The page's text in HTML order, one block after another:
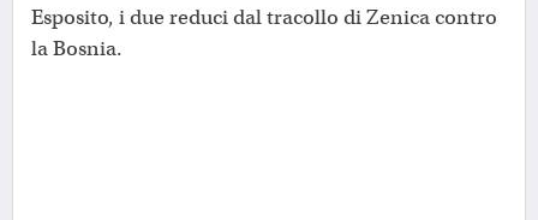
Esposito, i due reduci dal tracollo di Zenica contro
la Bosnia.